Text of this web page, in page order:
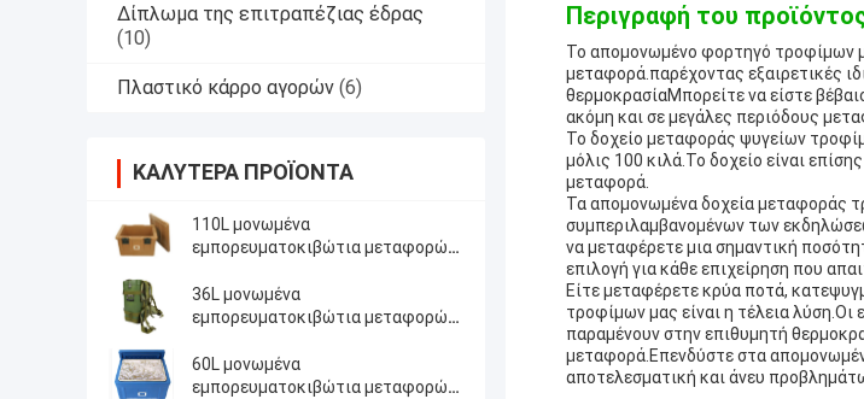
Δίπλωμα της επιτραπέζιας έδρας
(10)
Πλαστικό κάρρο αγορών (6)
ΚΑΛΎΤΕΡΑ ΠΡΟΪΌΝΤΑ
110L μονωμένα
εμπορευματοκιβώτια μεταφορών
φαγητό φόρτωσης με τις ρόδες
36L μονωμένα
εμπορευματοκιβώτια μεταφορών
εμπορευματοκιβώτια τροφίμων
60L μονωμένα
εμπορευματοκιβώτια μεταφορών
Περιγραφή του
Το απομονωμένο φορτηγό τροφίμων
μεταφορά.παρέχοντας εξαιρετικές
θερμοκρασίαΜπορείτε να είστε
ακόμη και σε μεγάλες περιόδους
Το δοχείο μεταφοράς ψυγείων
μόλις 100 κιλά.Το δοχείο είναι
μεταφορά.
Τα απομονωμένα δοχεία μεταφοράς
συμπεριλαμβανομένων των
να μεταφέρετε μια σημαντική
επιλογή για κάθε επιχείρηση που
Είτε μεταφέρετε κρύα ποτά,
τροφίμων μας είναι η τέλεια
παραμένουν στην επιθυμητή
μεταφορά.Επενδύστε στα
αποτελεσματική και άνευ